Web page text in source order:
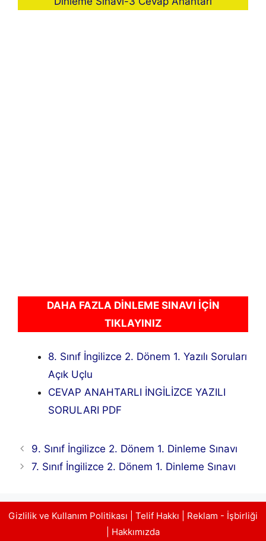
DAHA FAZLA DİNLEME SINAVI İÇİN
TIKLAYINIZ
8. Sınıf İngilizce 2. Dönem 1. Yazılı Soruları
Açık Uçlu
CEVAP ANAHTARLI İNGİLİZCE YAZILI
SORULARI PDF
9. Sınıf İngilizce 2. Dönem 1. Dinleme Sınavı
7. Sınıf İngilizce 2. Dönem 1. Dinleme Sınavı
Gizlilik ve Kullanım Politikası Telif Hakkı
Reklam - İşbirliği
Hakkımızda